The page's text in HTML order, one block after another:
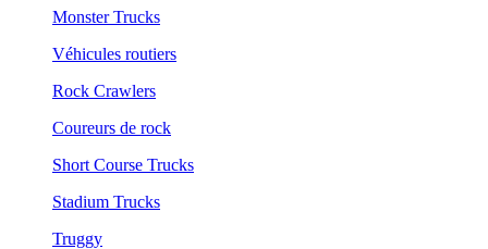
Monster Trucks
Véhicules routiers
Rock Crawlers
Coureurs de rock
Short Course Trucks
Stadium Trucks
Truggy